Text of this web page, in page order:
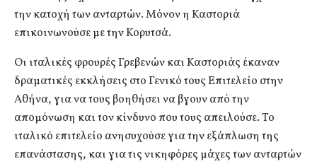
την κατοχή των ανταρτών. Μόνον η Καστοριά
επικοινωνούσε με την Κορυτσά.
Οι ιταλικές φρουρές Γρεβενών και Καστοριάς έκαναν
δραματικές εκκλήσεις στο Γενικό τους Επιτελείο στην
Αθήνα, για να τους βοηθήσει να βγουν από την
απομόνωση και τον κίνδυνο που τους απειλούσε. Το
ιταλικό επιτελείο ανησυχούσε για την εξάπλωση της
επανάστασης, και για τις νικηφόρες μάχες των ανταρτών